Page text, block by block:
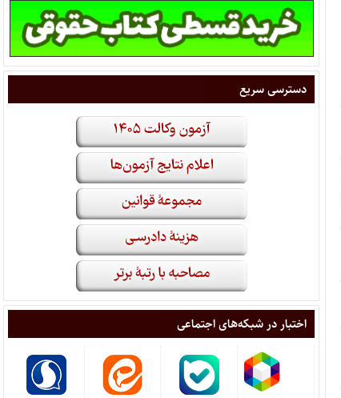
دسترسی سریع
اختبار در شبکه‌های اجتماعی